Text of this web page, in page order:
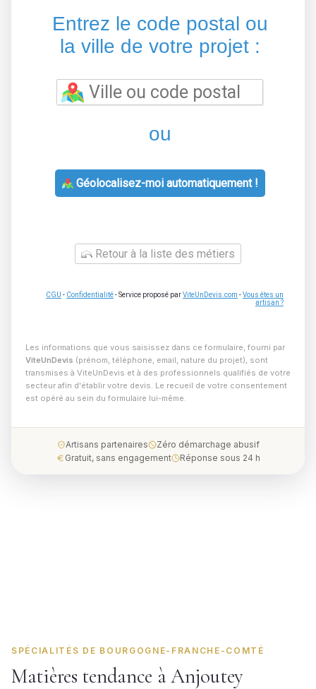
Entrez le code postal ou
la ville de votre projet :
ou
Géolocalisez-moi automatiquement !
Retour à la liste des métiers
CGU - Confidentialité- Service proposé parViteUnDevis.com -Vous êtes un
artisan ?
Les informations que vous saisissez dans ce formulaire, fourni par
ViteUnDevis (prénom, téléphone, email, nature du projet), sont
transmises à ViteUnDevis et à des professionnels qualifiés de votre
secteur afin d'établir votre devis. Le recueil de votre consentement
est opéré au sein du formulaire lui-même.
Artisans partenaires
Zéro démarchage abusif
Gratuit, sans engagement
Réponse sous 24 h
SPÉCIALITÉS DE BOURGOGNE-FRANCHE-COMTÉ
Matières tendance à Anjoutey